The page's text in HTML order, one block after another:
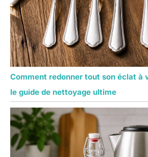
Comment redonner tout son éclat à
le guide de nettoyage ultime